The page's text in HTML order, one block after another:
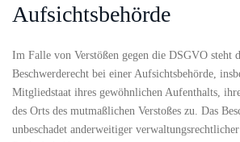
Aufsichtsbehörde
Im Falle von Verstößen gegen die DSGVO steht
Beschwerderecht bei einer Aufsichtsbehörde,
Mitgliedstaat ihres gewöhnlichen Aufenthalts,
des Orts des mutmaßlichen Verstoßes zu. Das
unbeschadet anderweitiger